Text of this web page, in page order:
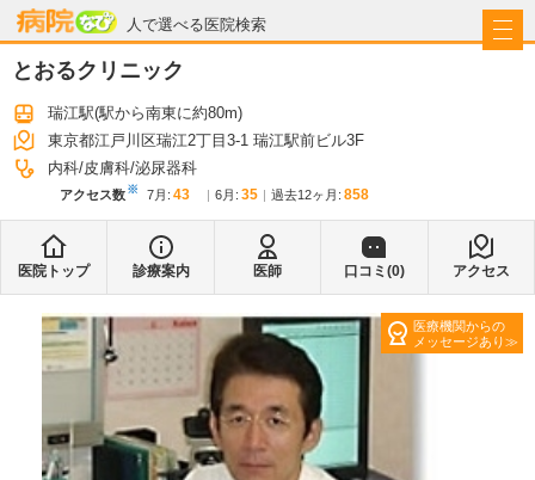
人で選べる医院検索
病院なび
とおるクリニック
瑞江駅(駅から南東に約80m)
東京都江戸川区瑞江2丁目3-1 瑞江駅前ビル3F
内科 皮膚科 泌尿器科
アクセス数※ 7月 : 43 6月 : 35 過去12ヶ月: 858
医院トップ 診療案内 医師 口コミ(0) アクセス
医療機関からの
メッセージあり